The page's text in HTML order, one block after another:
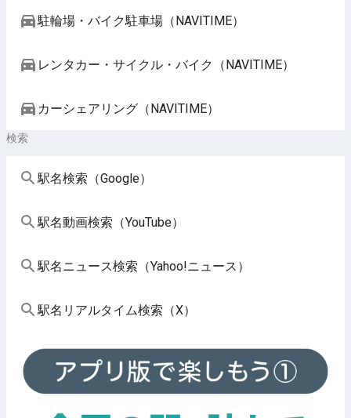
駐輪場・バイク駐車場（NAVITIME）
レンタカー・サイクル・バイク（NAVITIME）
カーシェアリング（NAVITIME）
検索
駅名検索（Google）
駅名動画検索（YouTube）
駅名ニュース検索（Yahoo!ニュース）
駅名リアルタイム検索（X）